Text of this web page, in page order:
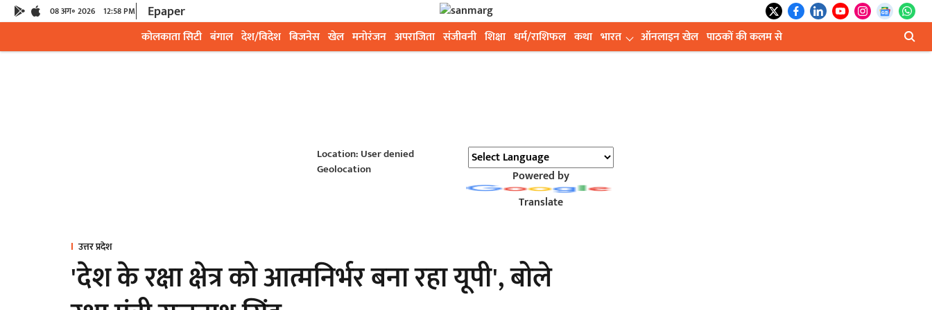
08 अग॰ 2026 12:58 PM Epaper
कोलकाता सिटी बंगाल देश/विदेश बिजनेस खेल मनोरंजन अपराजिता संजीवनी शिक्षा धर्म/राशिफल कथा भारत ऑनलाइन खेल पाठकों की कलम से
Location: User denied
Geolocation
Powered by
Translate
उत्तर प्रदेश
'देश के रक्षा क्षेत्र को आत्मनिर्भर बना रहा यूपी', बोले